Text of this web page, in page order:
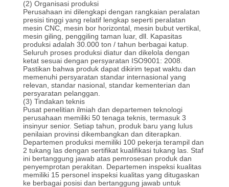
PRIVASI
(2) Organisasi produksi
Perusahaan ini dilengkapi dengan rangkaian peralatan
presisi tinggi yang relatif lengkap seperti peralatan
mesin CNC, mesin bor horizontal, mesin bubut vertikal,
mesin giling, penggiling taman luar, dll. Kapasitas
produksi adalah 30.000 ton / tahun berbagai katup.
Seluruh proses produksi diatur dan dikelola dengan
ketat sesuai dengan persyaratan ISO9001: 2008.
Pastikan bahwa produk dapat dikirim tepat waktu dan
memenuhi persyaratan standar internasional yang
relevan, standar nasional, standar kementerian dan
persyaratan pelanggan.
(3) Tindakan teknis
Pusat penelitian ilmiah dan departemen teknologi
perusahaan memiliki 50 tenaga teknis, termasuk 3
insinyur senior. Setiap tahun, produk baru yang lulus
penilaian provinsi dikembangkan dan diterapkan.
Departemen produksi memiliki 100 pekerja terampil dan
2 tukang las dengan sertifikat kualifikasi tukang las. Staf
ini bertanggung jawab atas pemrosesan produk dan
penyemprotan perakitan. Departemen inspeksi kualitas
memiliki 15 personel inspeksi kualitas yang ditugaskan
ke berbagai posisi dan bertanggung jawab untuk